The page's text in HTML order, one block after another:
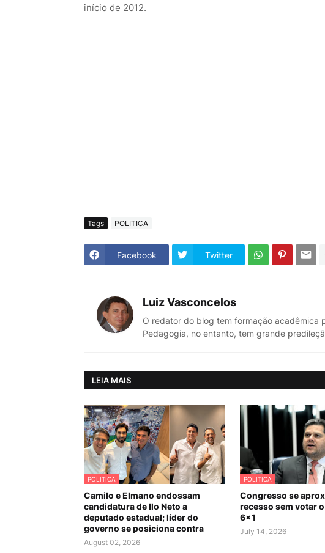
início de 2012.
Tags POLITICA
Facebook Twitter
Luiz Vasconcelos
O redator do blog tem formação acadêmica
Pedagogia, no entanto, tem grande
LEIA MAIS
POLITICA
Camilo e Elmano endossam
candidatura de Ilo Neto a
deputado estadual; líder do
governo se posiciona contra
August 02, 2026
POLITICA
Congresso se
recesso sem votar
6×1
July 14, 2026